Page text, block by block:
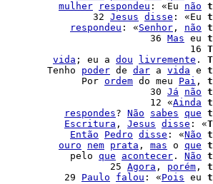
mulher respondeu : «Eu não
|                32 Jesus disse : «Eu
respondeu : «Senhor , não
|                          36 Mas eu
|                                 16
vida ; eu a dou livremente .
|        Tenho poder de dar a vida e
|              Por ordem do meu Pai ,
|                          30 Já não
|                          12 «Ainda
respondes? Não sabes que
Escritura , Jesus disse : «
Então Pedro disse : «Não
ouro nem prata , mas o que
|            pelo que acontecer . Não
|                   25 Agora , porém ,
|           29 Paulo falou : «Pois eu